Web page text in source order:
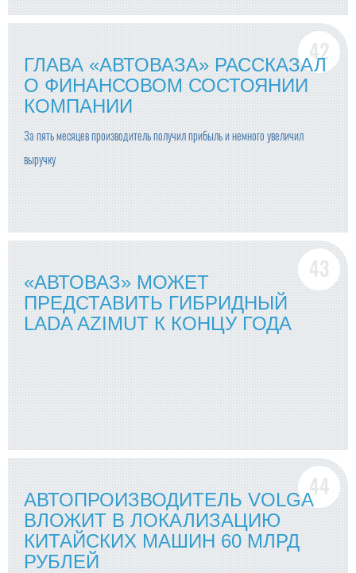
ГЛАВА «АВТОВАЗА» РАССКАЗАЛ
О ФИНАНСОВОМ СОСТОЯНИИ
КОМПАНИИ
За пять месяцев производитель получил прибыль и немного увеличил
выручку
«АВТОВАЗ» МОЖЕТ
ПРЕДСТАВИТЬ ГИБРИДНЫЙ
LADA AZIMUT К КОНЦУ ГОДА
АВТОПРОИЗВОДИТЕЛЬ VOLGA
ВЛОЖИТ В ЛОКАЛИЗАЦИЮ
КИТАЙСКИХ МАШИН 60 МЛРД
РУБЛЕЙ